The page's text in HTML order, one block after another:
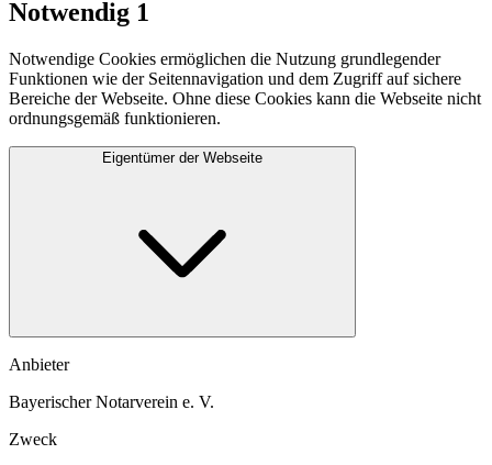
Notwendig 1
Notwendige Cookies ermöglichen die Nutzung grundlegender
Funktionen wie der Seitennavigation und dem Zugriff auf sichere
Bereiche der Webseite. Ohne diese Cookies kann die Webseite nicht
ordnungsgemäß funktionieren.
Eigentümer der Webseite
Anbieter
Bayerischer Notarverein e. V.
Zweck